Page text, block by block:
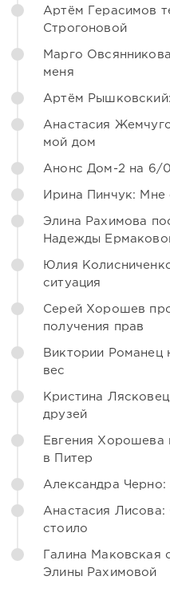
Артём Герасимов
Строгоновой
Марго
меня
Артём
Анастасия
мой дом
Анонс Дом-2 на 6/
Ирина Пинчук: Мне
Элина Рахимова
Надежды
Юлия
ситуация
Серей Хорошев
получения прав
Виктории Романец
вес
Кристина
друзей
Евгения Хорошева
в Питер
Александра Черно:
Анастасия Лисова:
стоило
Галина Маковская
Элины Рахимовой